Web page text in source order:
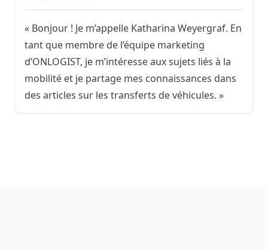
« Bonjour ! Je m’appelle Katharina Weyergraf. En
tant que membre de l’équipe marketing
d’ONLOGIST, je m’intéresse aux sujets liés à la
mobilité et je partage mes connaissances dans
des articles sur les transferts de véhicules. »